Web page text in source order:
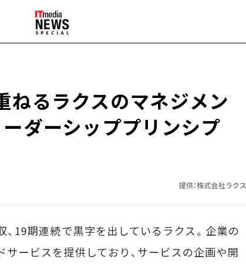
ねるラクスのマネジメン
ダーシッププリンシプ
提供：株式会社ラクス
19期連続で黒字を出しているラクス。企業の
ービスを提供しており、サービスの企画や開